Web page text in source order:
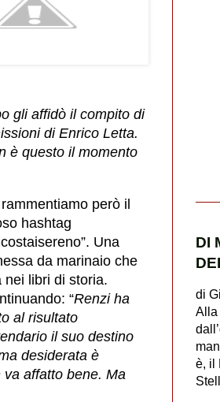
gli affidò il compito di
di Enrico Letta.
è questo il momento
però il
hashtag
Una
da marinaio che
nei libri di storia.
“Renzi ha
al risultato
il suo destino
desiderata è
affatto bene. Ma
DI
di
Alla
è, il